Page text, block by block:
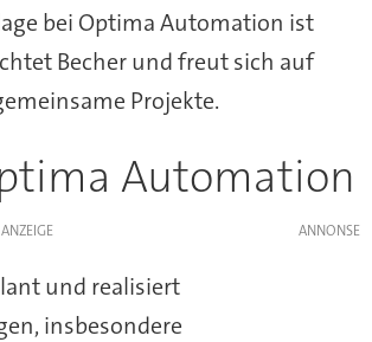
bei Optima Automation ist
Becher und freut sich auf
Projekte.
Automation
ANZEIGE
und realisiert
insbesondere